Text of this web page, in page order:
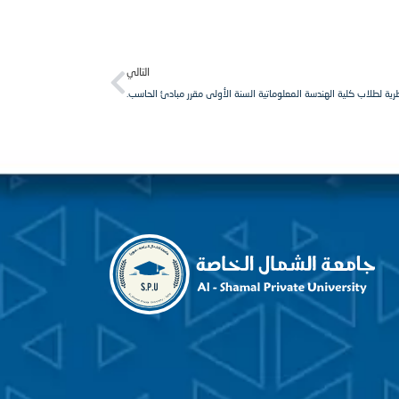
التالي
لطلاب كلية الهندسة المعلوماتية السنة الأولى مقرر مبادئ الحاسب.
Next